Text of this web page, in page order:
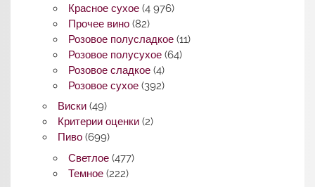
Красное сухое (4 976)
Прочее вино (82)
Розовое полусладкое (11)
Розовое полусухое (64)
Розовое сладкое (4)
Розовое сухое (392)
Виски(49)
Критерии оценки(2)
Пиво(699)
Светлое (477)
Темное (222)